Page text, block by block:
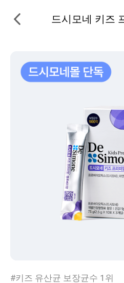
#키즈 유산균 보장균수 1위